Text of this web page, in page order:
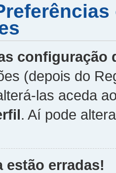
configuração
(depois do
las aceda
. Aí pode
estão erradas!